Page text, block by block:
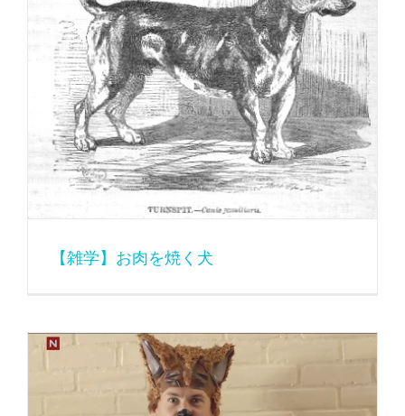
【雑学】お肉を焼く犬